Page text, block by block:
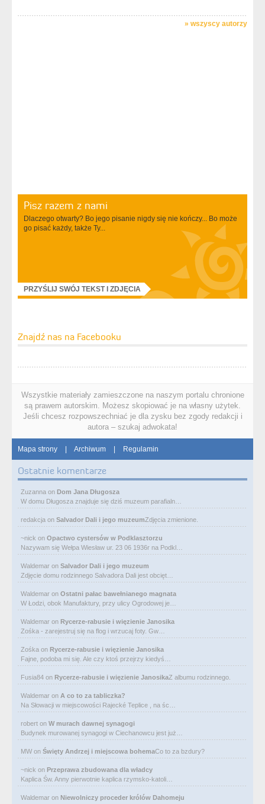
» wszyscy autorzy
Pisz razem z nami
Dlaczego otwarty? Bo jego pisanie nigdy się nie kończy... Bo może
go pisać każdy, także Ty...
PRZYŚLIJ SWÓJ TEKST I ZDJĘCIA
Znajdź nas na Facebooku
Wszystkie materiały zamieszczone na naszym portalu chronione
są prawem autorskim. Możesz skopiować je na własny użytek.
Jeśli chcesz rozpowszechniać je dla zysku bez zgody redakcji i
autora – szukaj adwokata!
Mapa strony | Archiwum | Regulamin
Ostatnie komentarze
Zuzanna on Dom Jana Długosza
W domu Długosza znajduje się dziś muzeum parafialn…
redakcja on Salvador Dali i jego muzeumZdjęcia zmienione.
~nick on Opactwo cystersów w Podklasztorzu
Nazywam się Wełpa Wiesław ur. 23 06 1936r na Podkl…
Waldemar on Salvador Dali i jego muzeum
Zdjęcie domu rodzinnego Salvadora Dali jest obcięt…
Waldemar on Ostatni pałac bawełnianego magnata
W Łodzi, obok Manufaktury, przy ulicy Ogrodowej je…
Waldemar on Rycerze-rabusie i więzienie Janosika
Zośka - zarejestruj się na flog i wrzucaj foty. Gw…
Zośka on Rycerze-rabusie i więzienie Janosika
Fajne, podoba mi się. Ale czy ktoś przejrzy kiedyś…
Fusia84 on Rycerze-rabusie i więzienie JanosikaZ albumu rodzinnego.
Waldemar on A co to za tabliczka?
Na Słowacji w miejscowości Rajecké Teplice , na śc…
robert on W murach dawnej synagogi
Budynek murowanej synagogi w Ciechanowcu jest już…
MW on Święty Andrzej i miejscowa bohemaCo to za bzdury?
~nick on Przeprawa zbudowana dla władcy
Kaplica Św. Anny pierwotnie kaplica rzymsko-katoli…
Waldemar on Niewolniczy proceder królów Dahomeju